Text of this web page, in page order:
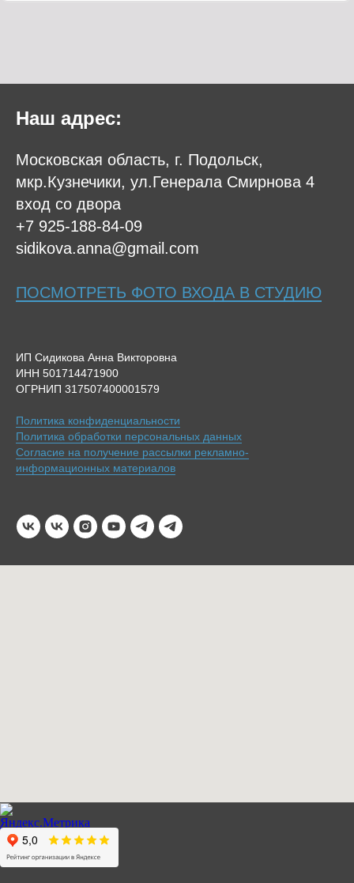
Наш адрес:
Московская область, г. Подольск,
мкр.Кузнечики, ул.Генерала Смирнова 4
вход со двора
+7 925-188-84-09
sidikova.anna@gmail.com
ПОСМОТРЕТЬ ФОТО ВХОДА В СТУДИЮ
ИП Сидикова Анна Викторовна
ИНН 501714471900
ОГРНИП 317507400001579
Политика конфиденциальности
Политика обработки персональных данных
Согласие на получение рассылки рекламно-
информационных материалов